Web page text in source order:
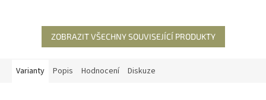
luxusním designem.
ZOBRAZIT VŠECHNY SOUVISEJÍCÍ PRODUKTY
Varianty Popis Hodnocení Diskuze